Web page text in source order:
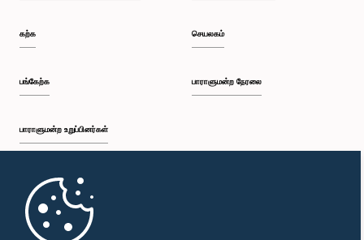
கற்க
பங்கேற்க
பாராளுமன்ற உறுப்பினர்கள்
முதற்பக்கம்
செயலகம்
பாராளுமன்ற நேரலை